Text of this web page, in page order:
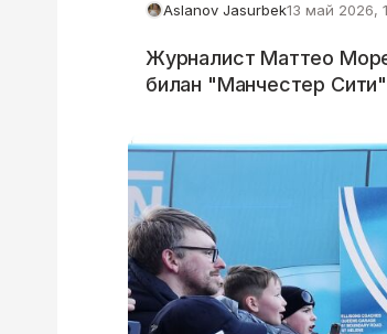
Aslanov Jasurbek13 май 2026,
Журналист Маттео
билан "Манчестер